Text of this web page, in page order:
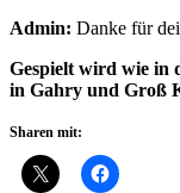
Admin: Danke für
Gespielt wird wie in
in Gahry und Groß
Sharen mit: